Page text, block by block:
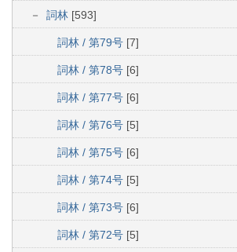
詞林 [593]
詞林 / 第79号 [7]
詞林 / 第78号 [6]
詞林 / 第77号 [6]
詞林 / 第76号 [5]
詞林 / 第75号 [6]
詞林 / 第74号 [5]
詞林 / 第73号 [6]
詞林 / 第72号 [5]